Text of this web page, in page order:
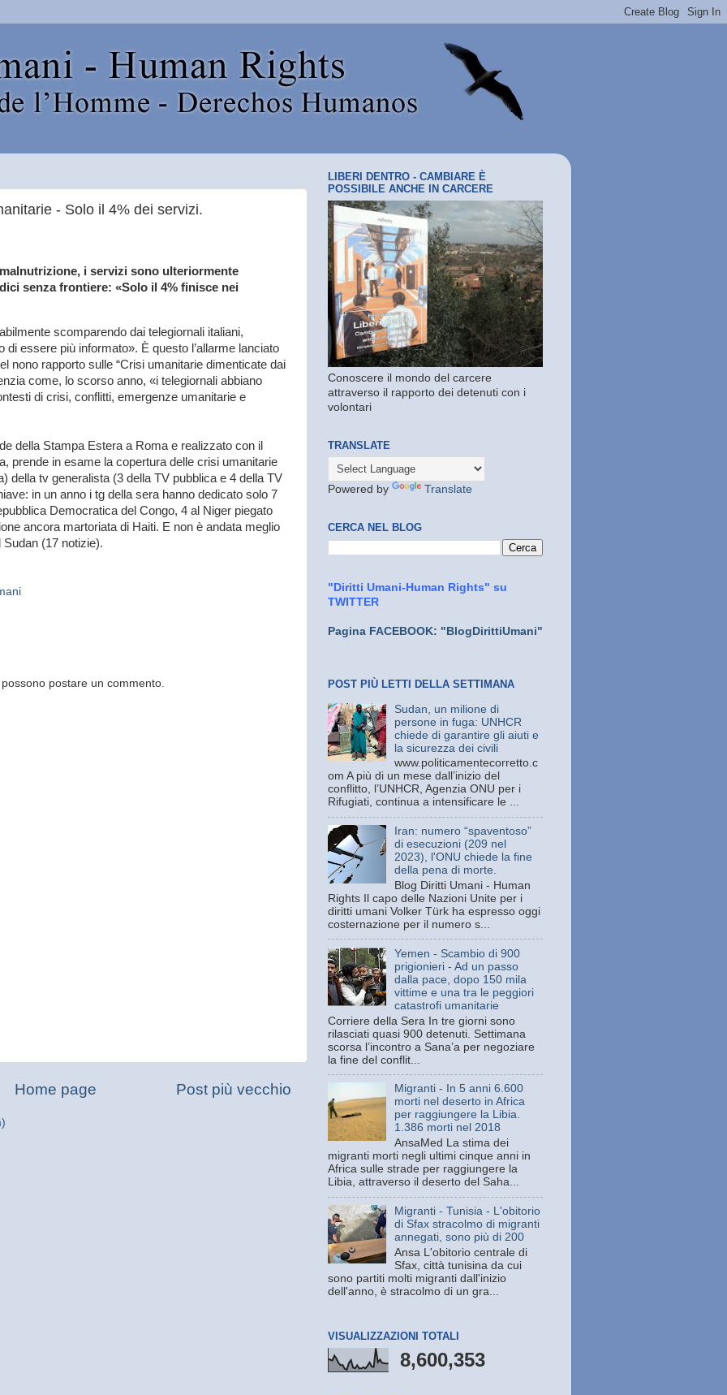
- Solo il 4% dei servizi.
i servizi sono ulteriormente
senza frontiere: «Solo il 4% finisce nei
scomparendo dai telegiornali italiani,
di essere più informato». È questo l’allarme lanciato
nono rapporto sulle “Crisi umanitarie dimenticate dai
come, lo scorso anno, «i telegiornali abbiano
di crisi, conflitti, emergenze umanitarie e
della Stampa Estera a Roma e realizzato con il
prende in esame la copertura delle crisi umanitarie
della tv generalista (3 della TV pubblica e 4 della TV
in un anno i tg della sera hanno dedicato solo 7
Democratica del Congo, 4 al Niger piegato
ancora martoriata di Haiti. E non è andata meglio
(17 notizie).
postare un commento.
Post più vecchio
Home page
LIBERI DENTRO - CAMBIARE È
POSSIBILE ANCHE IN CARCERE
Conoscere il mondo del carcere
attraverso il rapporto dei detenuti con i
volontari
TRANSLATE
Powered by Translate
CERCA NEL BLOG
"Diritti Umani-Human Rights" su
TWITTER
Pagina FACEBOOK: "BlogDirittiUmani"
POST PIÙ LETTI DELLA SETTIMANA
Sudan, un milione di
persone in fuga: UNHCR
chiede di garantire gli aiuti e
la sicurezza dei civili
www.politicamentecorretto.c
om A più di un mese dall’inizio del
conflitto, l’UNHCR, Agenzia ONU per i
Rifugiati, continua a intensificare le ...
Iran: numero “spaventoso”
di esecuzioni (209 nel
2023), l'ONU chiede la fine
della pena di morte.
Blog Diritti Umani - Human
Rights Il capo delle Nazioni Unite per i
diritti umani Volker Türk ha espresso oggi
costernazione per il numero s...
Yemen - Scambio di 900
prigionieri - Ad un passo
dalla pace, dopo 150 mila
vittime e una tra le peggiori
catastrofi umanitarie
Corriere della Sera In tre giorni sono
rilasciati quasi 900 detenuti. Settimana
scorsa l’incontro a Sana’a per negoziare
la fine del conflit...
Migranti - In 5 anni 6.600
morti nel deserto in Africa
per raggiungere la Libia.
1.386 morti nel 2018
AnsaMed La stima dei
migranti morti negli ultimi cinque anni in
Africa sulle strade per raggiungere la
Libia, attraverso il deserto del Saha...
Migranti - Tunisia - L'obitorio
di Sfax stracolmo di migranti
annegati, sono più di 200
Ansa L'obitorio centrale di
Sfax, città tunisina da cui
sono partiti molti migranti dall'inizio
dell'anno, è stracolmo di un gra...
VISUALIZZAZIONI TOTALI
8,600,353